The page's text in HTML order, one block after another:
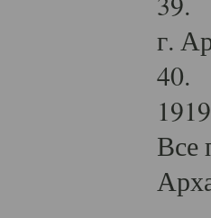
г.
40.
Все